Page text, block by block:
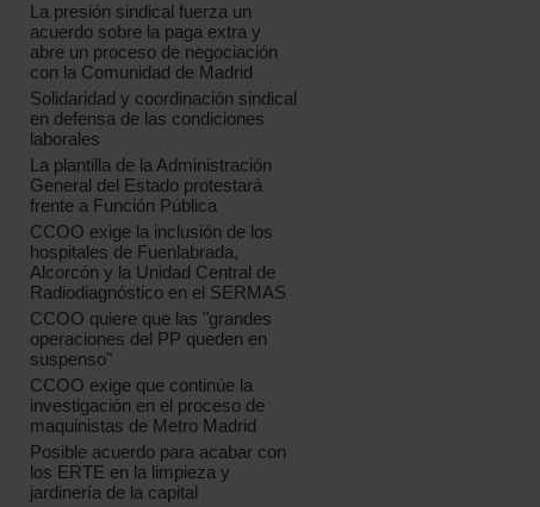
La presión sindical fuerza un
acuerdo sobre la paga extra y
abre un proceso de negociación
con la Comunidad de Madrid
Solidaridad y coordinación sindical
en defensa de las condiciones
laborales
La plantilla de la Administración
General del Estado protestará
frente a Función Pública
CCOO exige la inclusión de los
hospitales de Fuenlabrada,
Alcorcón y la Unidad Central de
Radiodiagnóstico en el SERMAS
CCOO quiere que las "grandes
operaciones del PP queden en
suspenso"
CCOO exige que continúe la
investigación en el proceso de
maquinistas de Metro Madrid
Posible acuerdo para acabar con
los ERTE en la limpieza y
jardinería de la capital